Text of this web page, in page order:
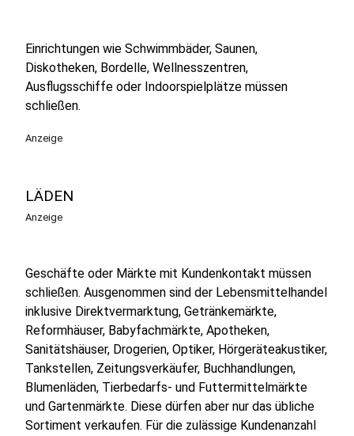
Einrichtungen wie Schwimmbäder, Saunen,
Diskotheken, Bordelle, Wellnesszentren,
Ausflugsschiffe oder Indoorspielplätze müssen
schließen.
Anzeige
LÄDEN
Anzeige
Geschäfte oder Märkte mit Kundenkontakt müssen
schließen. Ausgenommen sind der Lebensmittelhandel
inklusive Direktvermarktung, Getränkemärkte,
Reformhäuser, Babyfachmärkte, Apotheken,
Sanitätshäuser, Drogerien, Optiker, Hörgeräteakustiker,
Tankstellen, Zeitungsverkäufer, Buchhandlungen,
Blumenläden, Tierbedarfs- und Futtermittelmärkte
und Gartenmärkte. Diese dürfen aber nur das übliche
Sortiment verkaufen. Für die zulässige Kundenanzahl